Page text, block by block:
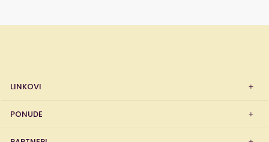
LINKOVI
PONUDE